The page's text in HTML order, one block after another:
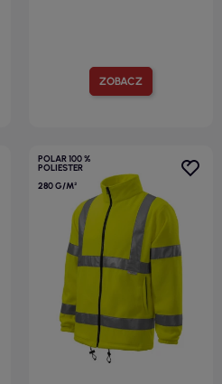
ZOBACZ
POLAR 100 %
POLIESTER
280 G/M²